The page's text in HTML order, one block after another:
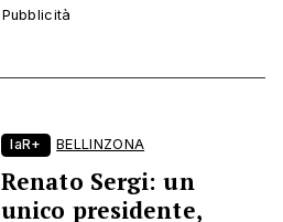
laR+ BELLINZONA
Renato Sergi: un
unico presidente,